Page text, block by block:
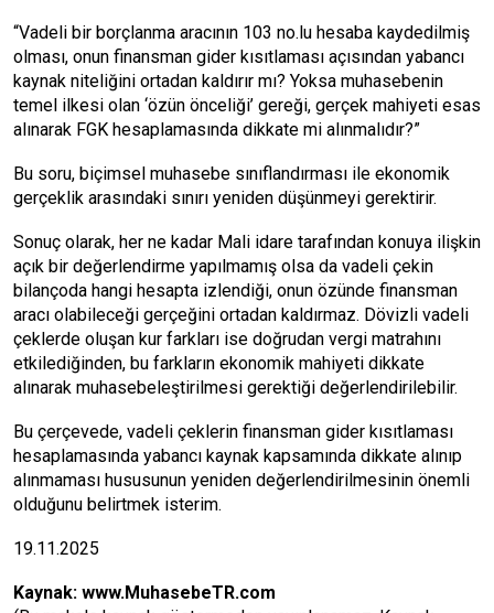
“Vadeli bir borçlanma aracının 103 no.lu hesaba kaydedilmiş
olması, onun finansman gider kısıtlaması açısından yabancı
kaynak niteliğini ortadan kaldırır mı? Yoksa muhasebenin
temel ilkesi olan ‘özün önceliği’ gereği, gerçek mahiyeti esas
alınarak FGK hesaplamasında dikkate mi alınmalıdır?”
Bu soru, biçimsel muhasebe sınıflandırması ile ekonomik
gerçeklik arasındaki sınırı yeniden düşünmeyi gerektirir.
Sonuç olarak, her ne kadar Mali idare tarafından konuya ilişkin
açık bir değerlendirme yapılmamış olsa da vadeli çekin
bilançoda hangi hesapta izlendiği, onun özünde finansman
aracı olabileceği gerçeğini ortadan kaldırmaz. Dövizli vadeli
çeklerde oluşan kur farkları ise doğrudan vergi matrahını
etkilediğinden, bu farkların ekonomik mahiyeti dikkate
alınarak muhasebeleştirilmesi gerektiği değerlendirilebilir.
Bu çerçevede, vadeli çeklerin finansman gider kısıtlaması
hesaplamasında yabancı kaynak kapsamında dikkate alınıp
alınmaması hususunun yeniden değerlendirilmesinin önemli
olduğunu belirtmek isterim.
19.11.2025
Kaynak: www.MuhasebeTR.com